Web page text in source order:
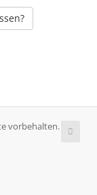
vorbehalten.